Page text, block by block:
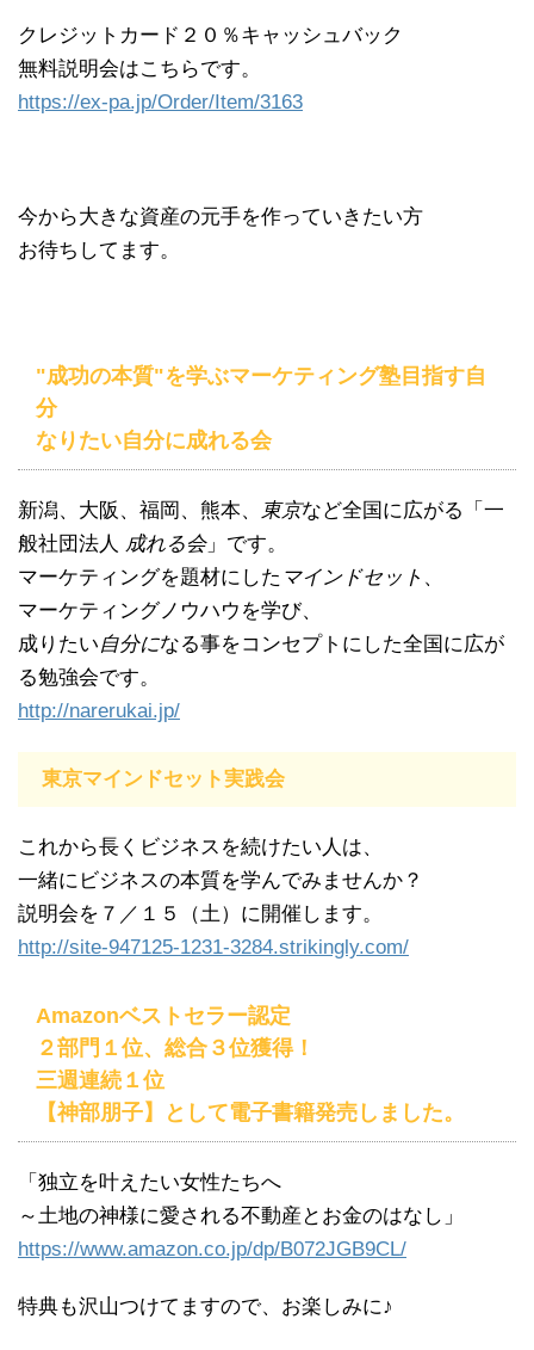
クレジットカード２０％キャッシュバック
無料説明会はこちらです。
https://ex-pa.jp/Order/Item/3163
今から大きな資産の元手を作っていきたい方
お待ちしてます。
"成功の本質"を学ぶマーケティング塾目指す自
分
なりたい自分に成れる会
新潟、大阪、福岡、熊本、 東京など全国に広がる「一
般社団法人 成れる会」です。
マーケティングを題材にした マインドセット 、
マーケティングノウハウを学び、
成りたい自分になる事をコンセプトにした全国に広が
る勉強会です。
http://narerukai.jp/
東京マインドセット実践会
これから長くビジネスを続けたい人は、
一緒にビジネスの本質を学んでみませんか？
説明会を７／１５（土）に開催します。
http://site-947125-1231-3284.strikingly.com/
Amazonベストセラー認定
２部門１位、総合３位獲得！
三週連続１位
【神部朋子】として電子書籍発売しました。
「独立を叶えたい女性たちへ
～土地の神様に愛される不動産とお金のはなし」
https://www.amazon.co.jp/dp/B072JGB9CL/
特典も沢山つけてますので、お楽しみに♪